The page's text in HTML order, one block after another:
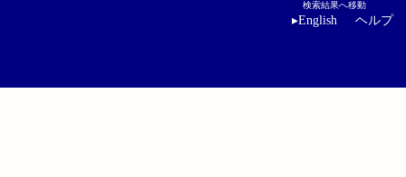
検索結果へ移動
▸English ヘルプ